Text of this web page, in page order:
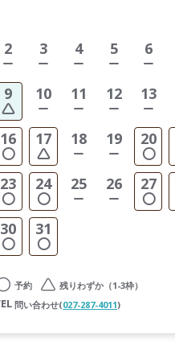
2 3 4 5 6
9 10 11 12 13
16 17 18 19 20
23 24 25 26 27
30 31
予約
残りわずか（1-3枠）
問い合わせ(027-287-4011)